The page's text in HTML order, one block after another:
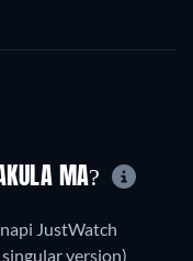
MA?
JustWatch
version)